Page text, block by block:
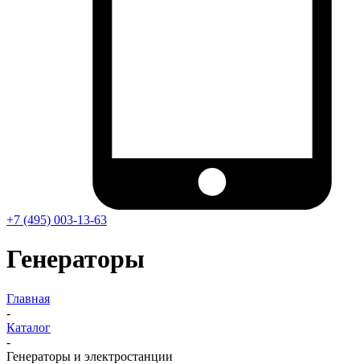
+7 (495) 003-13-63
Генераторы
Главная
-
Каталог
-
Генераторы и электростанции